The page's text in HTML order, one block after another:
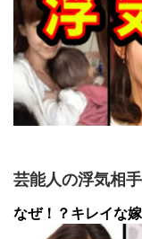
芸能人の浮気相
なぜ！？キレイな